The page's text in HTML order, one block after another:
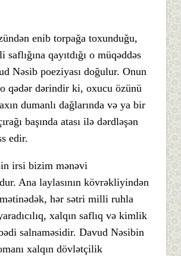
enib torpağa toxunduğu,
saflığına qayıtdığı o müqəddəs
Nəsib poeziyası doğulur. Onun
qədər dərindir ki, oxucu özünü
dumanlı dağlarında və ya bir
başında atası ilə dərdləşən
edir.
irsi bizim mənəvi
Ana laylasının kövrəkliyindən
hər sətri milli ruhla
xalqın saflıq və kimlik
salnaməsidir. Davud Nəsibin
xalqın dövlətçilik